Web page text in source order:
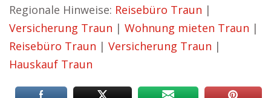
Regionale Hinweise: Reisebüro Traun |
Versicherung Traun | Wohnung mieten Traun |
Reisebüro Traun | Versicherung Traun |
Hauskauf Traun